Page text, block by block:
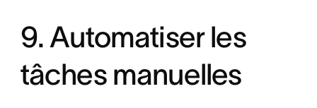
9. Automatiser les
tâches manuelles